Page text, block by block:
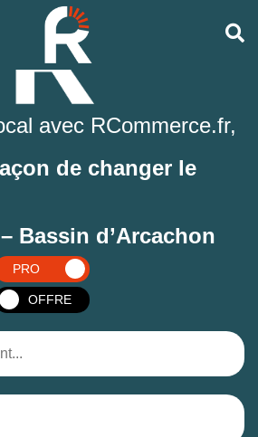
avec RCommerce.fr,
de changer le
Bassin d’Arcachon
PRO
OFFRE